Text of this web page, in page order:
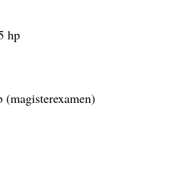
hp
(magisterexamen)